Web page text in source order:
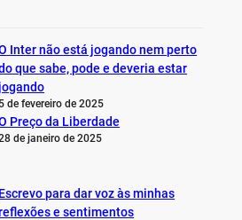
Inter não está jogando nem perto
que sabe, pode e deveria estar
jogando
5 de fevereiro de 2025
Preço da Liberdade
de janeiro de 2025
Escrevo para dar voz às minhas
e sentimentos